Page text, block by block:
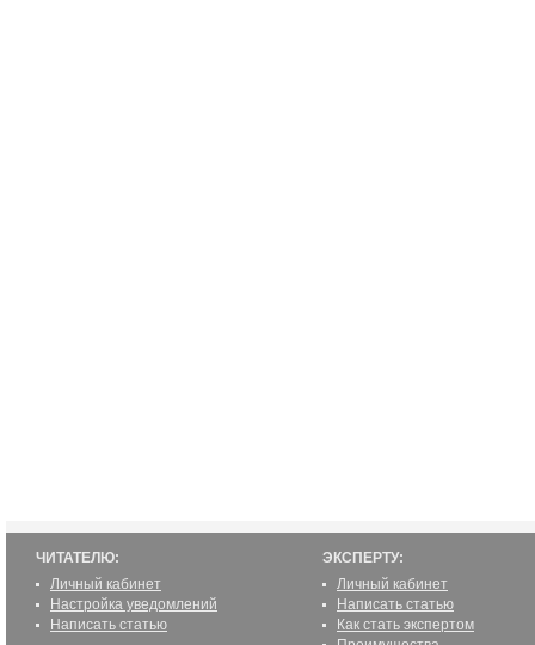
ЧИТАТЕЛЮ:
Личный кабинет
Настройка уведомлений
Написать статью
ЭКСПЕРТУ:
Личный кабинет
Написать статью
Как стать экспертом